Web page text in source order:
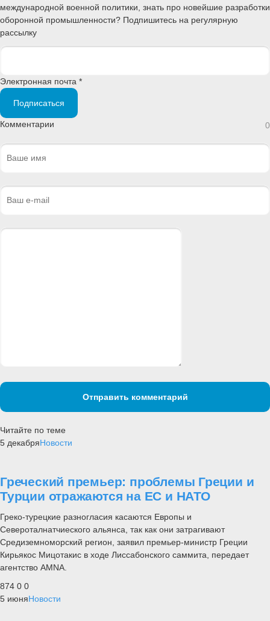
международной военной политики, знать про новейшие разработки
оборонной промышленности? Подпишитесь на регулярную
рассылку
Электронная почта *
Подписаться
Комментарии 0
Отправить комментарий
Читайте по теме
5 декабряНовости
Греческий премьер: проблемы Греции и
Турции отражаются на ЕС и НАТО
Греко-турецкие разногласия касаются Европы и
Североталнатчиеского альянса, так как они затрагивают
Средиземноморский регион, заявил премьер-министр Греции
Кирьякос Мицотакис в ходе Лиссабонского саммита, передает
агентство AMNA.
874 0 0
5 июняНовости